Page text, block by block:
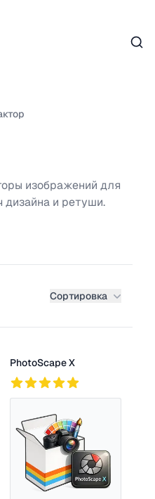
изображений для
дизайна и ретуши.
Сортировка
PhotoScape X